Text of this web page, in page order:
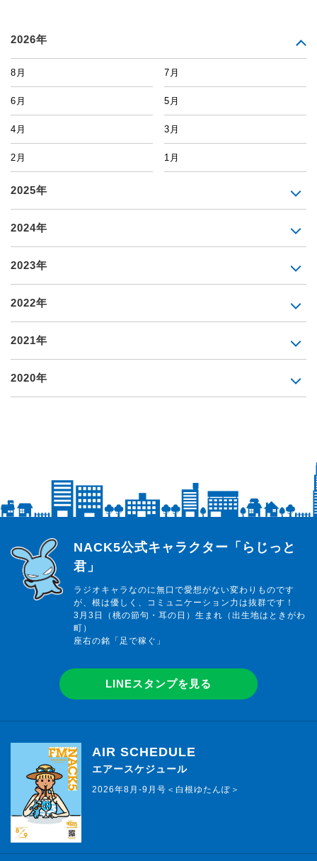
2026年
8月 7月
6月 5月
4月 3月
2月 1月
2025年
2024年
2023年
2022年
2021年
2020年
らじっと君
NACK5公式キャラクター「らじっと
君」
ラジオキャラなのに無口で愛想がない変わりものです
が、根は優しく、コミュニケーション力は抜群です！
3月3日（桃の節句・耳の日）生まれ（出生地はときがわ
町）
座右の銘「足で稼ぐ」
LINEスタンプを見る
AIR SCHEDULE
エアースケジュール
2026年8月-9月号＜白根ゆたんぽ＞